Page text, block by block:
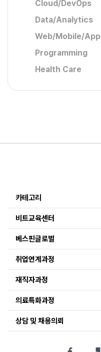
Cloud/DevOps
Data/Analytics
Web/Mobile/App
Programming
Health Care
카테고리
비트교육센터
베스핀글로벌
취업연계과정
재직자과정
의료특화과정
상담 및 채용의뢰